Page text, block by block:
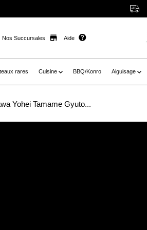
Nos Succursales Aide
rares Cuisine BBQ/Konro Aiguisage
Yohei Tamame Gyuto...